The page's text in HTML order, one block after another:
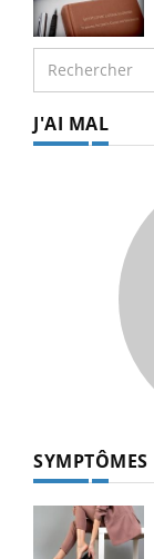
J'AI MAL
SYMPTÔMES